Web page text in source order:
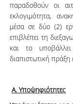
παραδοθούν οι
εκλογιμότητα,
μέσα σε δύο (2)
επιβλέπει τη
και το
διαπιστωτική πράξη
Α. Υποψηφιότητες